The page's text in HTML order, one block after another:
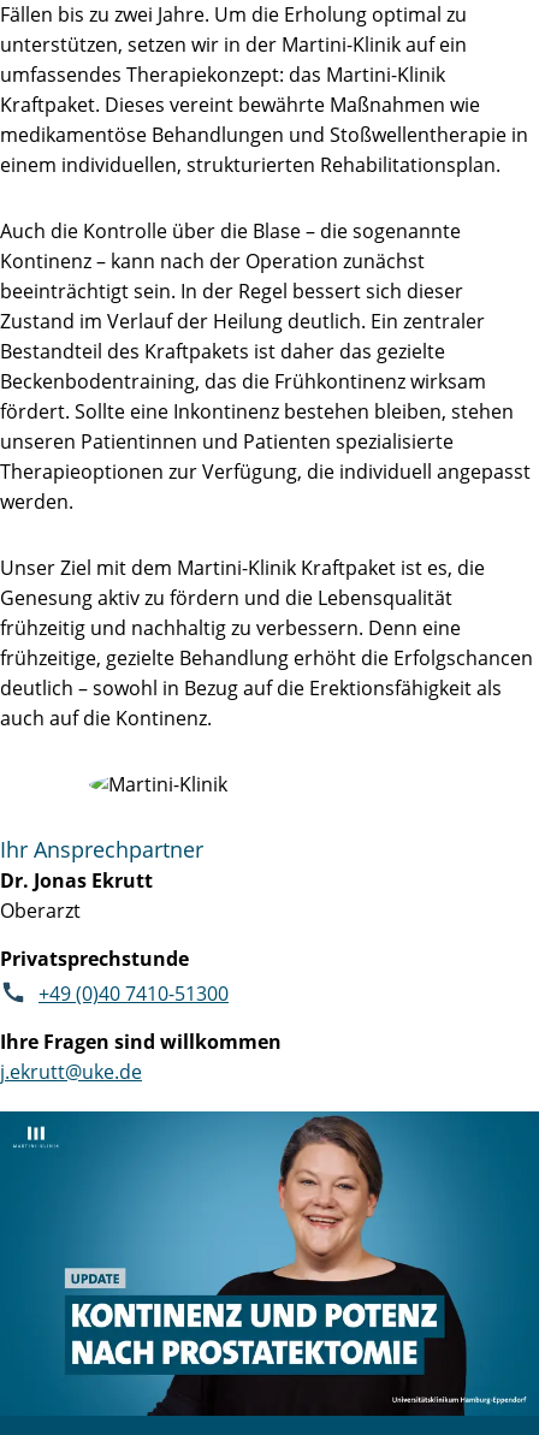
Fällen bis zu zwei Jahre. Um die Erholung optimal zu
unterstützen, setzen wir in der Martini-Klinik auf ein
umfassendes Therapiekonzept: das Martini-Klinik
Kraftpaket. Dieses vereint bewährte Maßnahmen wie
medikamentöse Behandlungen und Stoßwellentherapie in
einem individuellen, strukturierten Rehabilitationsplan.
Auch die Kontrolle über die Blase – die sogenannte
Kontinenz – kann nach der Operation zunächst
beeinträchtigt sein. In der Regel bessert sich dieser
Zustand im Verlauf der Heilung deutlich. Ein zentraler
Bestandteil des Kraftpakets ist daher das gezielte
Beckenbodentraining, das die Frühkontinenz wirksam
fördert. Sollte eine Inkontinenz bestehen bleiben, stehen
unseren Patientinnen und Patienten spezialisierte
Therapieoptionen zur Verfügung, die individuell angepasst
werden.
Unser Ziel mit dem Martini-Klinik Kraftpaket ist es, die
Genesung aktiv zu fördern und die Lebensqualität
frühzeitig und nachhaltig zu verbessern. Denn eine
frühzeitige, gezielte Behandlung erhöht die Erfolgschancen
deutlich – sowohl in Bezug auf die Erektionsfähigkeit als
auch auf die Kontinenz.
Ihr Ansprechpartner
Dr. Jonas Ekrutt
Oberarzt
Privatsprechstunde
+49 (0)40 7410-51300
Ihre Fragen sind willkommen
j.ekrutt@uke.de